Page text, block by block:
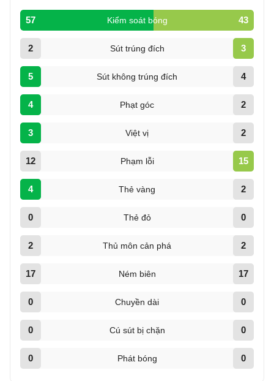
57 Kiểm soát bóng 43
2 Sút trúng đích 3
5 Sút không trúng đích 4
4 Phạt góc 2
3 Việt vị 2
12 Phạm lỗi 15
4 Thẻ vàng 2
0 Thẻ đỏ 0
2 Thủ môn cản phá 2
17 Ném biên 17
0 Chuyền dài 0
0 Cú sút bị chặn 0
0 Phát bóng 0